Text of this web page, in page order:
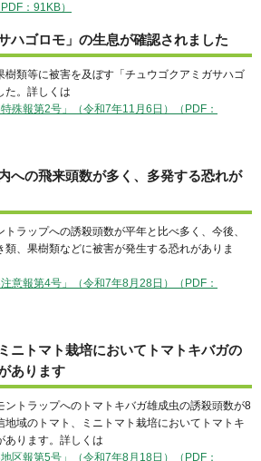
：91KB）
ハゴロモ」の生息が確認されました
樹類等に被害を及ぼす「チュウゴクアミガサハゴ
た。詳しくは
特殊報第2号」（令和7年11月6日）（PDF：
への飛来頭数が多く、多発する恐れが
ラップへの誘殺頭数が平年と比べ多く、今後、
、果樹類などに被害が発生する恐れがありま
注意報第4号」（令和7年8月28日）（PDF：
ニトマト栽培においてトマトキバガの
あります
ントラップへのトマトキバガ雄成虫の誘殺頭数が8
地域のトマト、ミニトマト栽培においてトマトキ
あります。詳しくは
地区報第5号」（令和7年8月18日）（PDF：